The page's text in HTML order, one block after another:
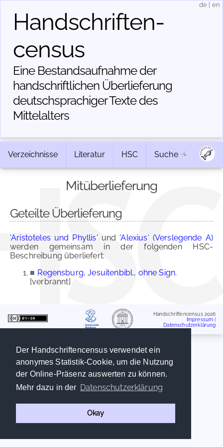
Der Handschriftencensus verwendet ein
anonymes Statistik-Cookie, um die Nutzung
der Online-Präsenz auswerten zu können.
Mehr dazu in der Datenschutzerklärung
Okay
Handschriften­
census
Eine Bestandsaufnahme der
handschriftlichen Über­lieferung
deutschsprachiger Texte des
Mittelalters
de en
Verzeichnisse Literatur HSC Suche
Mitüberlieferung
Geteilte Überlieferung
'Aristoteles und Phyllis' und 'Alexius' (Verslegende A)
werden gemeinsam in der folgenden HSC-
Beschreibung überliefert:
■ Regensburg, Jesuitenbibl., ohne Sign.
[verbrannt]
Handschriftencensus 2026
Impressum
Datenschutzerklärung